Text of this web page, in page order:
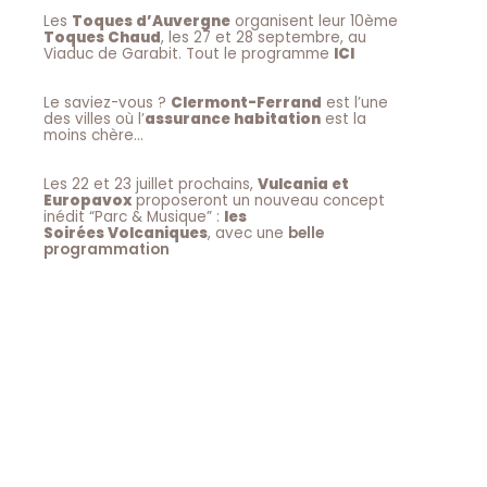
Les Toques d’Auvergne organisent leur 10ème
Toques Chaud, les 27 et 28 septembre, au
Viaduc de Garabit. Tout le programme ICI
Le saviez-vous ? Clermont-Ferrand est l’une
des villes où l’assurance habitation est la
moins chère…
Les 22 et 23 juillet prochains, Vulcania et
Europavoxproposeront un nouveau concept
inédit “Parc & Musique” : les
Soirées Volcaniques, avec une belle
programmation